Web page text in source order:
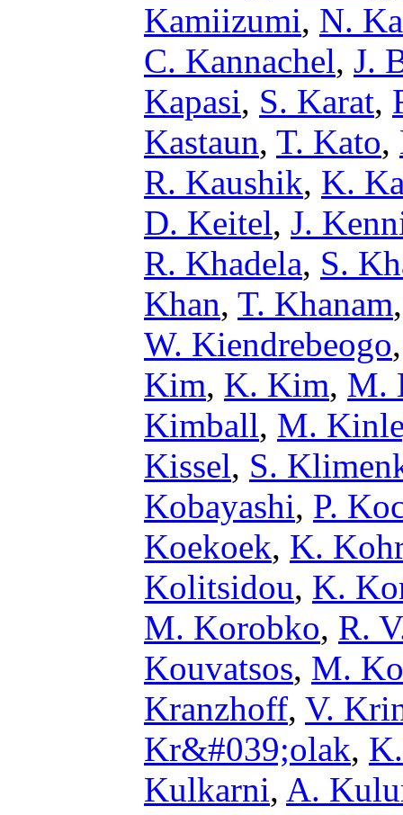
Kamiizumi, N.
C. Kannachel, J.
Kapasi, S. Karat,
Kastaun, T. Kato,
R. Kaushik, K.
D. Keitel, J.
R. Khadela, S.
Khan, T. Khanam
W. Kiendrebeogo
Kim, K. Kim, M.
Kimball, M.
Kissel, S.
Kobayashi, P.
Koekoek, K.
Kolitsidou, K.
M. Korobko, R.
Kouvatsos, M.
Kranzhoff, V.
Kr&#039;olak,
Kulkarni, A.